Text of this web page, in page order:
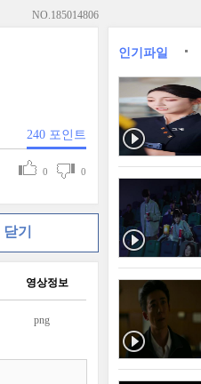
NO.185014806
240 포인트
0 0
닫기
영상정보
png
인기파일